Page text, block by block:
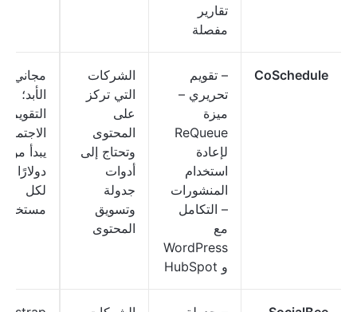
تقارير
مفصلة
CoSchedule
– تقويم
تحريري –
ميزة
ReQueue
لإعادة
استخدام
المنشورات
– التكامل
مع
WordPress
و HubSpot
الشركات
التي تركز
على
المحتوى
وتحتاج إلى
أدوات
جدولة
وتسويق
المحتوى
مجاني
الأبد؛
التقويم
دولارًا
لكل
مستخدم